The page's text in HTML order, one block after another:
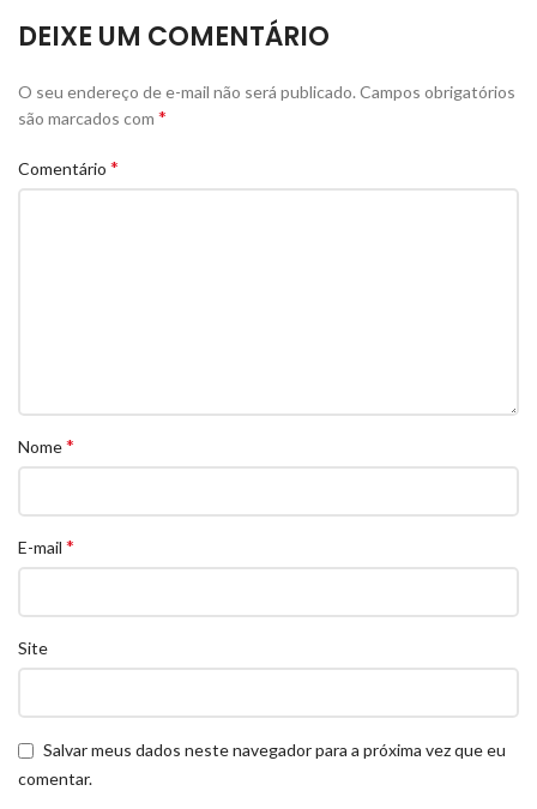
DEIXE UM COMENTÁRIO
O seu endereço de e-mail não será publicado. Campos obrigatórios
são marcados com *
Comentário *
Nome*
E-mail *
Site
Salvar meus dados neste navegador para a próxima vez que eu
comentar.